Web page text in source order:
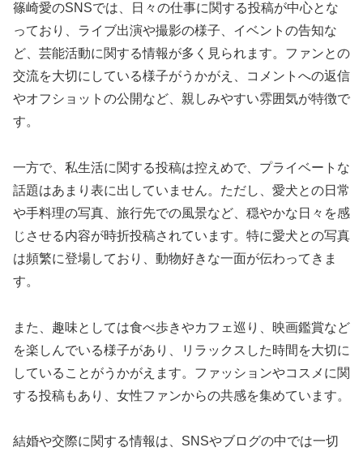
篠崎愛のSNSでは、日々の仕事に関する投稿が中心とな
っており、ライブ出演や撮影の様子、イベントの告知な
ど、芸能活動に関する情報が多く見られます。ファンとの
交流を大切にしている様子がうかがえ、コメントへの返信
やオフショットの公開など、親しみやすい雰囲気が特徴で
す。
一方で、私生活に関する投稿は控えめで、プライベートな
話題はあまり表に出していません。ただし、愛犬との日常
や手料理の写真、旅行先での風景など、穏やかな日々を感
じさせる内容が時折投稿されています。特に愛犬との写真
は頻繁に登場しており、動物好きな一面が伝わってきま
す。
また、趣味としては食べ歩きやカフェ巡り、映画鑑賞など
を楽しんでいる様子があり、リラックスした時間を大切に
していることがうかがえます。ファッションやコスメに関
する投稿もあり、女性ファンからの共感を集めています。
結婚や交際に関する情報は、SNSやブログの中では一切